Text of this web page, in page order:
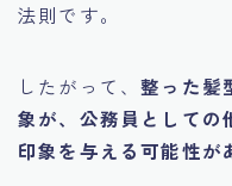
法則です。
したがって、整った髪
象が、公務員としての
印象を与える可能性が